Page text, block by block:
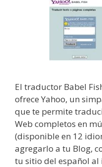
El traductor Babel
ofrece Yahoo, un
que te permite
Web completos en
(disponible en 12
agregarlo a tu Blog,
tu sitio del español al